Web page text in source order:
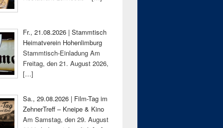
Fr., 21.08.2026 | Stammtisch
Heimatverein Hohenlimburg
Stammtisch-Einladung Am
Freitag, den 21. August 2026,
[…]
Sa., 29.08.2026 | Film-Tag im
ZehnerTreff – Kneipe & Kino
Am Samstag, den 29. August